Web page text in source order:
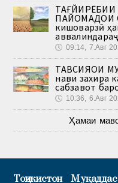
ПАЙОМАДҲОИ
кишоварзӣ
🕔 09:14, 7.Авг
ТАВСИЯҲОИ
нави захира
сабзавот
🕔 10:36, 6.Авг
Ҳамаи
Тоҷикистон